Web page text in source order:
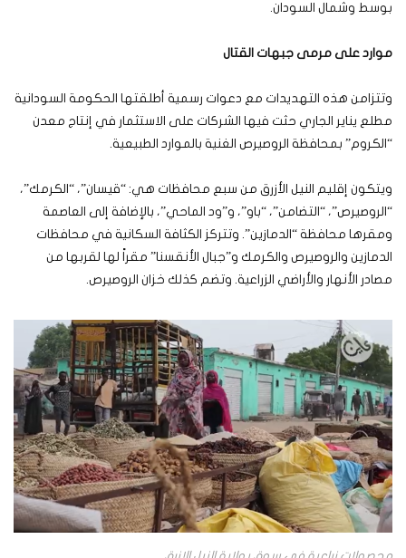
بوسط وشمال السودان.
موارد على مرمى جبهات القتال
وتتزامن هذه التهديدات مع دعوات رسمية أطلقتها الحكومة السودانية
مطلع يناير الجاري حثت فيها الشركات على الاستثمار في إنتاج معدن
“الكروم” بمحافظة الروصيرص الغنية بالموارد الطبيعية.
ويتكون إقليم النيل الأزرق من سبع محافظات هي: “قيسان”، “الكرمك”،
“الروصيرص”، “التضامن”، “باو”، و”ود الماحي”، بالإضافة إلى العاصمة
ومقرها محافظة “الدمازين”. وتتركز الكثافة السكانية في محافظات
الدمازين والروصيرص والكرمك و”جبال الأنقسنا” مقراً لها لقربها من
مصادر الأنهار والأراضي الزراعية. وتضم كذلك خزان الروصيرص.